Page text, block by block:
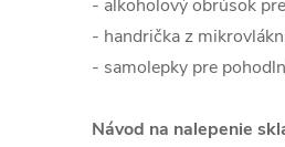
- alkoholový obrúsok
- handrička z
- samolepky pre
Návod na nalepenie